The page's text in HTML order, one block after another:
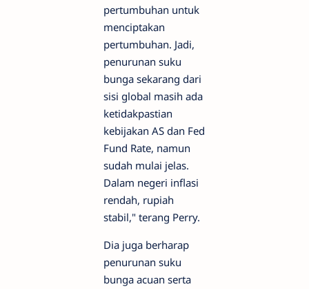
pertumbuhan untuk
menciptakan
pertumbuhan. Jadi,
penurunan suku
bunga sekarang dari
sisi global masih ada
ketidakpastian
kebijakan AS dan Fed
Fund Rate, namun
sudah mulai jelas.
Dalam negeri inflasi
rendah, rupiah
stabil," terang Perry.
Dia juga berharap
penurunan suku
bunga acuan serta